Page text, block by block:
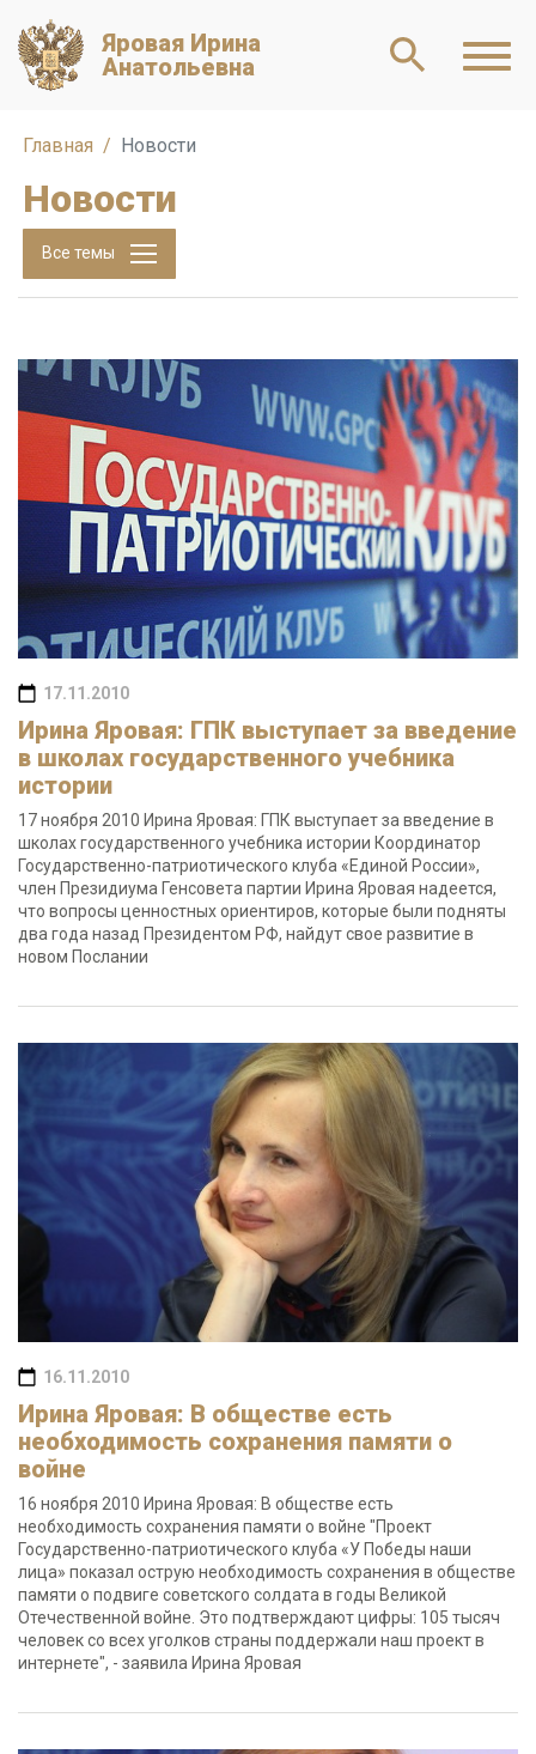
Яровая Ирина
Анатольевна
Главная Новости
Новости
Все темы
17.11.2010
Ирина Яровая: ГПК выступает за введение
в школах государственного учебника
истории
17 ноября 2010 Ирина Яровая: ГПК выступает за введение в
школах государственного учебника истории Координатор
Государственно-патриотического клуба «Единой России»,
член Президиума Генсовета партии Ирина Яровая надеется,
что вопросы ценностных ориентиров, которые были подняты
два года назад Президентом РФ, найдут свое развитие в
новом Послании
16.11.2010
Ирина Яровая: В обществе есть
необходимость сохранения памяти о
войне
16 ноября 2010 Ирина Яровая: В обществе есть
необходимость сохранения памяти о войне "Проект
Государственно-патриотического клуба «У Победы наши
лица» показал острую необходимость сохранения в обществе
памяти о подвиге советского солдата в годы Великой
Отечественной войне. Это подтверждают цифры: 105 тысяч
человек со всех уголков страны поддержали наш проект в
интернете", - заявила Ирина Яровая